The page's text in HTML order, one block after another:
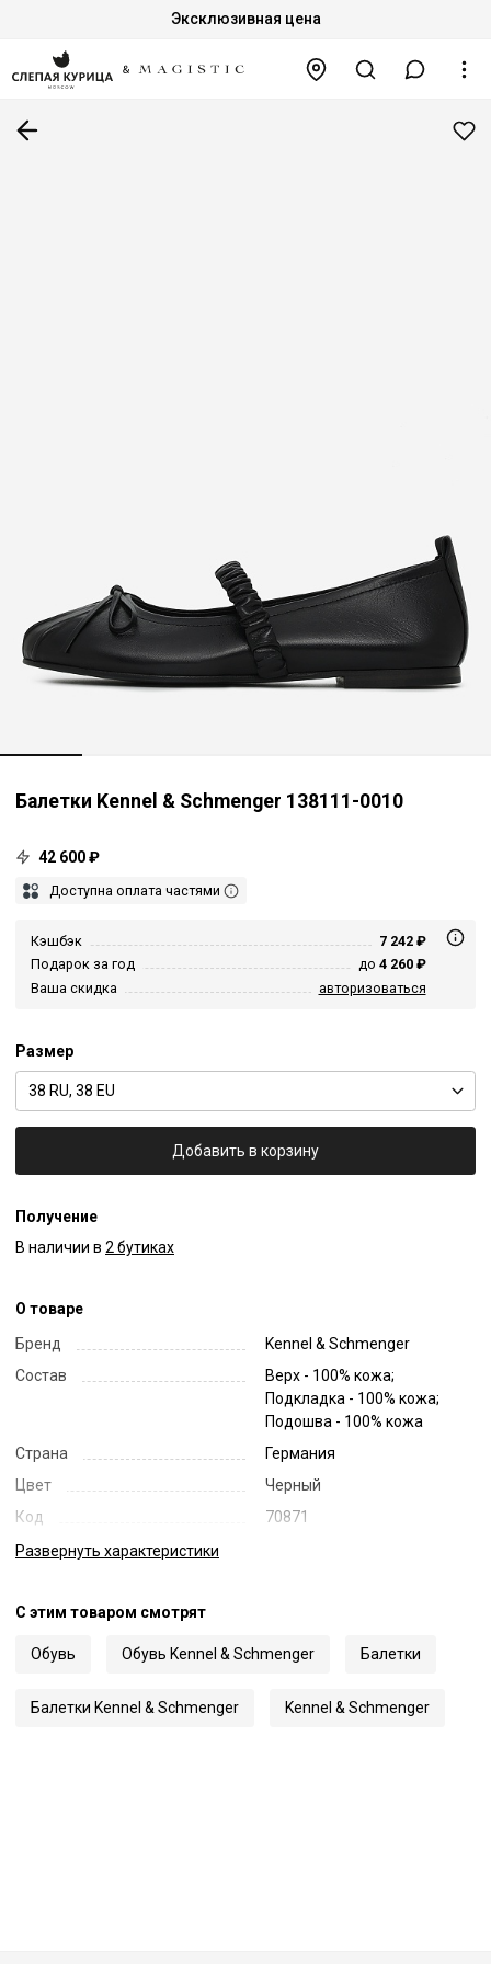
Эксклюзивная цена
Балетки Kennel & Schmenger 138111-0010
42 600 ₽
Доступна оплата частями
Кэшбэк
7 242 ₽
Подарок за год
до 4 260 ₽
Ваша скидка
авторизоваться
Размер
38 RU, 38 EU
Добавить в корзину
Получение
В наличии в 2 бутиках
О товаре
Бренд
Kennel & Schmenger
Состав
Верх - 100% кожа;
Подкладка - 100% кожа;
Подошва - 100% кожа
Страна
Германия
Цвет
Черный
Код
70871
Артикул
Развернуть характеристики
С этим товаром смотрят
Обувь Обувь Kennel & Schmenger Балетки
Балетки Kennel & Schmenger Kennel & Schmenger